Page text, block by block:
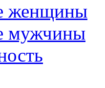
женщины
мужчины